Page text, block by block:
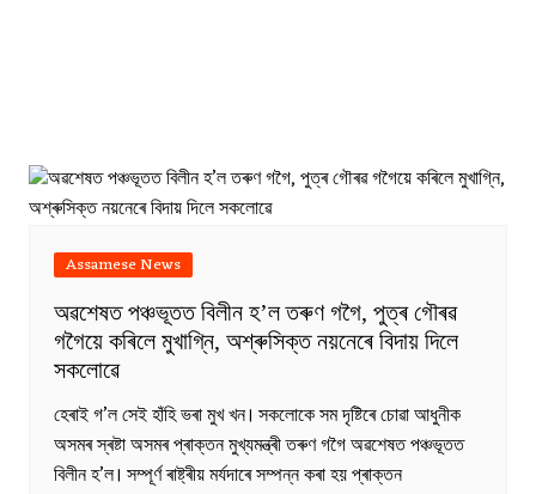
Assamese News
অৱশেষত পঞ্চভূতত বিলীন হ’ল তৰুণ গগৈ, পুত্ৰ গৌৰৱ
গগৈয়ে কৰিলে মুখাগ্নি, অশ্ৰুসিক্ত নয়নেৰে বিদায় দিলে
সকলোৱে
হেৰাই গ’ল সেই হাঁহি ভৰা মুখ খন। সকলোকে সম দৃষ্টিৰে চোৱা আধুনীক
অসমৰ স্ৰষ্টা অসমৰ প্ৰাক্তন মুখ্যমন্ত্ৰী তৰুণ গগৈ অৱশেষত পঞ্চভূতত
বিলীন হ’ল। সম্পূৰ্ণ ৰাষ্ট্ৰীয় মৰ্যদাৰে সম্পন্ন কৰা হয় প্ৰাক্তন